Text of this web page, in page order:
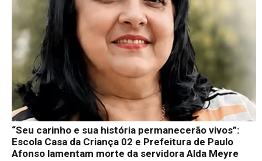
“Seu carinho e sua história permanecerão vivos”:
Escola Casa da Criança 02 e Prefeitura de Paulo
Afonso lamentam morte da servidora Alda Meyre